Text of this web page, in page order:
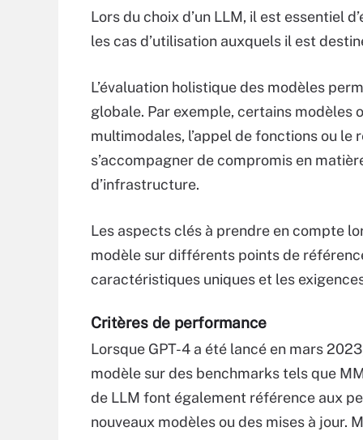
Lors du choix d’un LLM, il est essentiel
les cas d’utilisation auxquels il est
L’évaluation holistique des modèles
globale. Par exemple, certains
multimodales, l’appel de fonctions ou
s’accompagner de compromis en
d’infrastructure.
Les aspects clés à prendre en compte
modèle sur différents points de
caractéristiques uniques et les
Critères de performance
Lorsque GPT-4 a été lancé en mars
modèle sur des benchmarks tels que
de LLM font également référence aux
nouveaux modèles ou des mises à jour.